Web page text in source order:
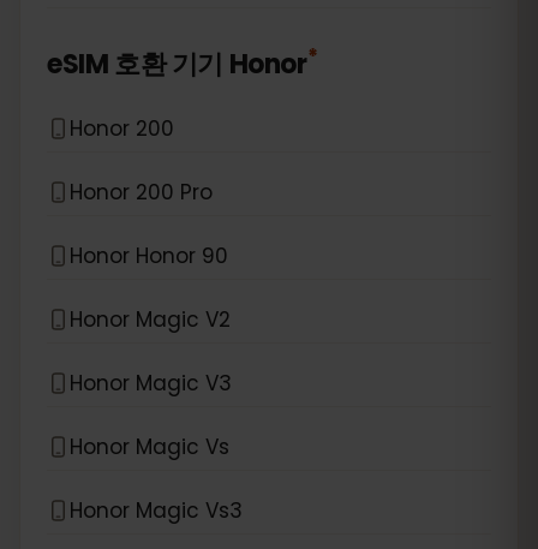
eSIM 호환 기기 Honor*
Honor 200
Honor 200 Pro
Honor Honor 90
Honor Magic V2
Honor Magic V3
Honor Magic Vs
Honor Magic Vs3